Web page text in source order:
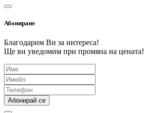
Абониране
Благодарим Ви за интереса!
Ще ви уведомим при промяна на цената!
Абонирай се